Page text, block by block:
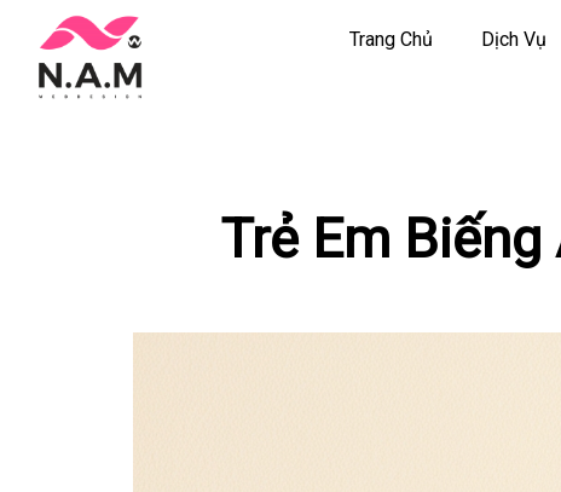
Chuyển
tới
Trang Chủ Dịch Vụ
Trẻ Em